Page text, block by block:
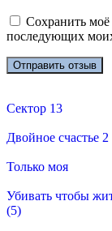
Сохранить моё
последующих
Сектор 13
Двойное счастье 2
Только моя
Убивать чтобы
(5)